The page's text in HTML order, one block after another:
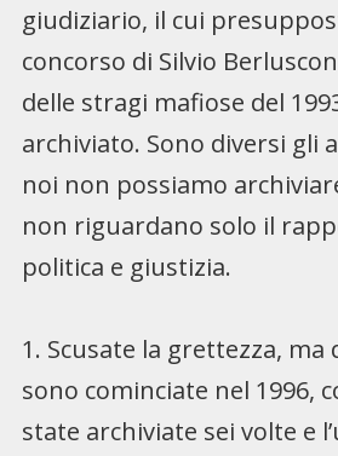
giudiziario, il cui
concorso di Silvio
delle stragi mafiose del
archiviato. Sono diversi gli
noi non possiamo
non riguardano solo il
politica e giustizia.
1. Scusate la grettezza,
sono cominciate nel 1996,
state archiviate sei volte e